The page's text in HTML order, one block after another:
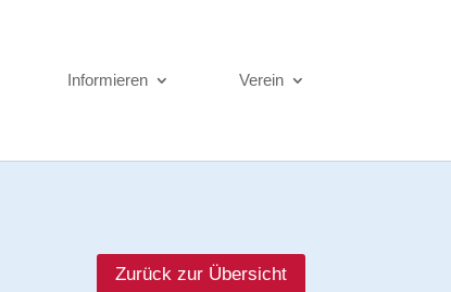
Informieren Verein
Zurück zur Übersicht